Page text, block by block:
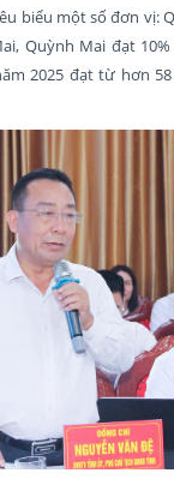
biểu một số đơn vị:
Quỳnh Mai đạt
2025 đạt từ hơn